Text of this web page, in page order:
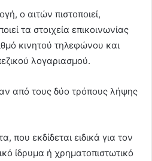
ο αιτών πιστοποιεί,
τα στοιχεία επικοινωνίας
κινητού τηλεφώνου και
λογαριασμού.
από τους δύο τρόπους λήψης
που εκδίδεται ειδικά για τον
ίδρυμα ή χρηματοπιστωτικό